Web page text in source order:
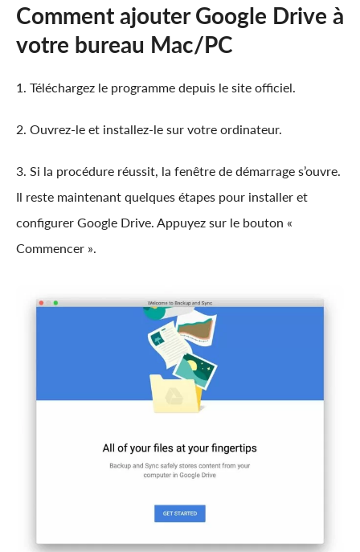
Comment ajouter Google Drive à
votre bureau Mac/PC
1. Téléchargez le programme depuis le site officiel.
2. Ouvrez-le et installez-le sur votre ordinateur.
3. Si la procédure réussit, la fenêtre de démarrage s’ouvre.
Il reste maintenant quelques étapes pour installer et
configurer Google Drive. Appuyez sur le bouton «
Commencer ».